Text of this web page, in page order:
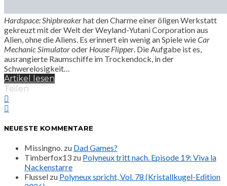
Hardspace: Shipbreakerhat den Charme einer öligen Werkstatt
gekreuzt mit der Welt der Weyland-Yutani Corporation aus
Alien, ohne die Aliens. Es erinnert ein wenig an Spiele wieCar
Mechanic Simulatoroder House Flipper. Die Aufgabe ist es,
ausrangierte Raumschiffe im Trockendock, in der
Schwerelosigkeit…
Artikel lesen
Teilen
NEUESTE KOMMENTARE
Missingno. zu Dad Games?
Timberfox13 zu Polyneux tritt nach. Episode 19: Viva la
Nackenstarre
Flussel zu Polyneux spricht, Vol. 78 (Kristallkugel-Edition